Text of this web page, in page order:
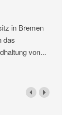
in Bremen
das
von...